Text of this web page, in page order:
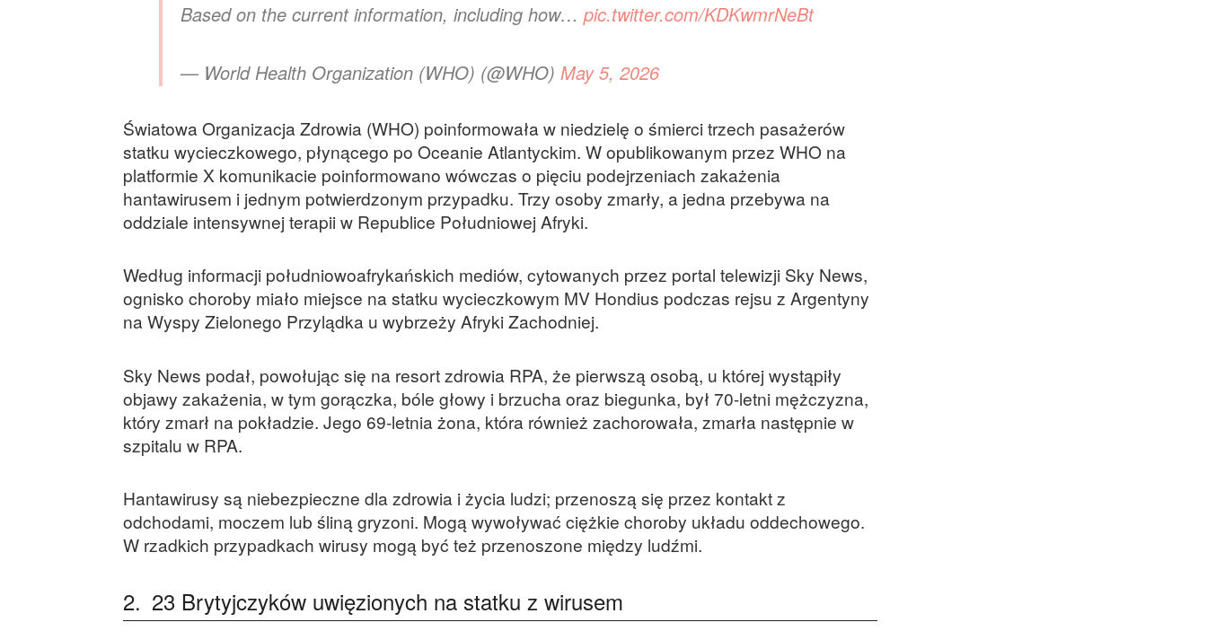
Based on the current information, including how… pic.twitter.com/KDKwmrNeBt
— World Health Organization (WHO) (@WHO) May 5, 2026
Światowa Organizacja Zdrowia (WHO) poinformowała w niedzielę o śmierci trzech pasażerów
statku wycieczkowego, płynącego po Oceanie Atlantyckim. W opublikowanym przez WHO na
platformie X komunikacie poinformowano wówczas o pięciu podejrzeniach zakażenia
hantawirusem i jednym potwierdzonym przypadku. Trzy osoby zmarły, a jedna przebywa na
oddziale intensywnej terapii w Republice Południowej Afryki.
Według informacji południowoafrykańskich mediów, cytowanych przez portal telewizji Sky News,
ognisko choroby miało miejsce na statku wycieczkowym MV Hondius podczas rejsu z Argentyny
na Wyspy Zielonego Przylądka u wybrzeży Afryki Zachodniej.
Sky News podał, powołując się na resort zdrowia RPA, że pierwszą osobą, u której wystąpiły
objawy zakażenia, w tym gorączka, bóle głowy i brzucha oraz biegunka, był 70-letni mężczyzna,
który zmarł na pokładzie. Jego 69-letnia żona, która również zachorowała, zmarła następnie w
szpitalu w RPA.
Hantawirusy są niebezpieczne dla zdrowia i życia ludzi; przenoszą się przez kontakt z
odchodami, moczem lub śliną gryzoni. Mogą wywoływać ciężkie choroby układu oddechowego.
W rzadkich przypadkach wirusy mogą być też przenoszone między ludźmi.
2. 23 Brytyjczyków uwięzionych na statku z wirusem